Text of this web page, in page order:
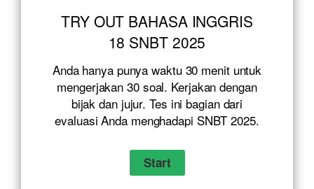
TRY OUT BAHASA INGGRIS
18 SNBT 2025
Anda hanya punya waktu 30 menit untuk
mengerjakan 30 soal. Kerjakan dengan
bijak dan jujur. Tes ini bagian dari
evaluasi Anda menghadapi SNBT 2025.